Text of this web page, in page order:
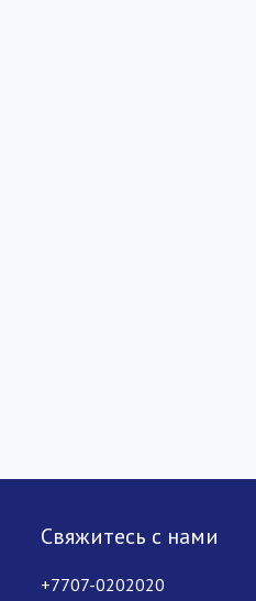
Свяжитесь с нами
+7707-0202020